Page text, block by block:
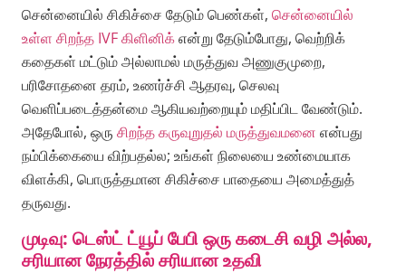
சென்னையில் சிகிச்சை தேடும் பெண்கள், சென்னையில்
உள்ள சிறந்த IVF கிளினிக்என்று தேடும்போது, வெற்றிக்
கதைகள் மட்டும் அல்லாமல் மருத்துவ அணுகுமுறை,
பரிசோதனை தரம், உணர்ச்சி ஆதரவு, செலவு
வெளிப்படைத்தன்மை ஆகியவற்றையும் மதிப்பிட வேண்டும்.
அதேபோல், ஒரு சிறந்த கருவுறுதல் மருத்துவமனை என்பது
நம்பிக்கையை விற்பதல்ல; உங்கள் நிலையை உண்மையாக
விளக்கி, பொருத்தமான சிகிச்சை பாதையை அமைத்துத்
தருவது.
முடிவு: டெஸ்ட் ட்யூப் பேபி ஒரு கடைசி வழி அல்ல,
சரியான நேரத்தில் சரியான உதவி